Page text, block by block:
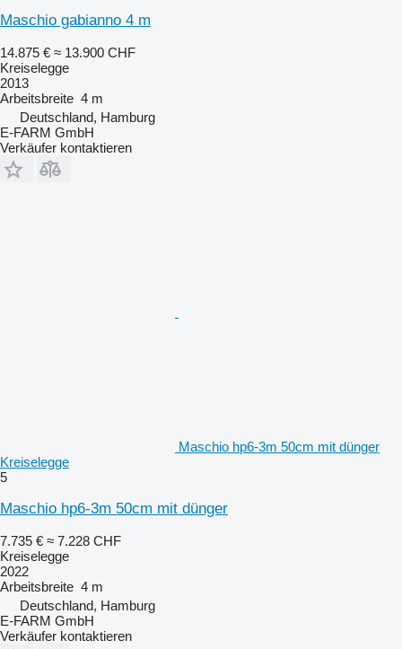
Maschio gabianno 4 m
14.875 € ≈ 13.900 CHF
Kreiselegge
2013
Arbeitsbreite 4 m
Deutschland, Hamburg
E-FARM GmbH
Verkäufer kontaktieren
Maschio hp6-3m 50cm mit dünger
Kreiselegge
5
Maschio hp6-3m 50cm mit dünger
7.735 € ≈ 7.228 CHF
Kreiselegge
2022
Arbeitsbreite 4 m
Deutschland, Hamburg
E-FARM GmbH
Verkäufer kontaktieren